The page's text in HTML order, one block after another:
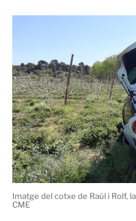
Imatge del cotxe de Raúl i Rolf,
CME